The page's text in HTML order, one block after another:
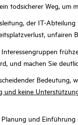
todsicherer Weg, um
der IT-
unfairen
und machen Sie
Bedeutung,
und keine
Planung und Einführung